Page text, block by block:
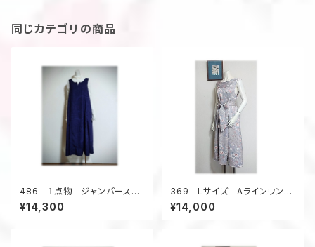
同じカテゴリの商品
486 １点物 ジャンパースカ
ート テントラインワンピース
紬着物リメイク 大きいサイ
¥14,300
369 Lサイズ Aラインワンピ
ース ジャンパースカート 辻
が花 オールシーズン
¥14,000